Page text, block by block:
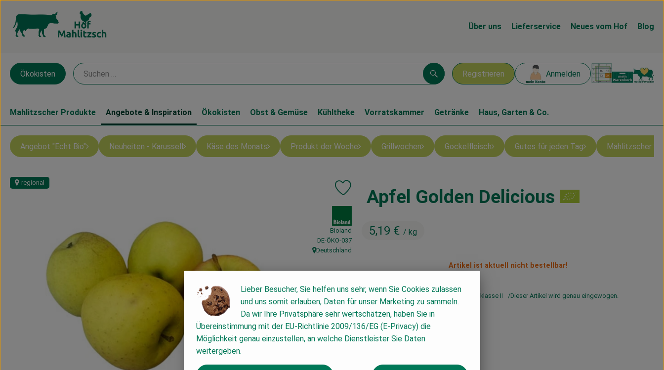
Über uns Lieferservice Neues vom Hof Blog
Registrieren Anmelden
Suchen
Ökokisten
Mahlitzscher Produkte Angebote & Inspiration Ökokisten Obst & Gemüse Kühltheke Vorratskammer Getränke Haus, Garten & Co.
Angebot "Echt Bio" Neuheiten - Karussell Käse des Monats Produkt der Woche Grillwochen Gockelfleisch Gutes für jeden Tag Mahlitzscher
Apfel Golden Delicious
5,19 € / kg
regional
Produkt zu Favouriten hinzufügen
Bioland
, Kontrollstelle:
DE-ÖKO-037
, Herkunft:
Deutschland
Artikel ist aktuell nicht bestellbar!
Handelsklasse II Dieser Artikel wird genau eingewogen.
Lieber Besucher, Sie helfen uns sehr, wenn Sie Cookies zulassen
und uns somit erlauben, Daten für unser Marketing zu sammeln.
Da wir Ihre Privatsphäre sehr wertschätzen, haben Sie in
Übereinstimmung mit der EU-Richtlinie 2009/136/EG (E-Privacy) die
Möglichkeit genau einzustellen, an welche Dienstleister Sie Daten
weitergeben.